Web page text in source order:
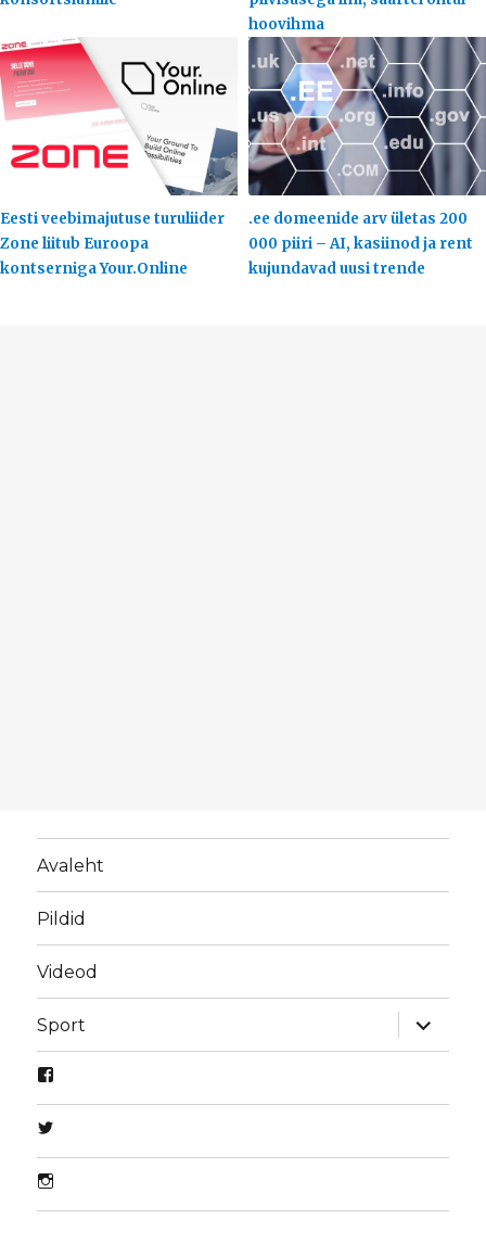
hoovihma
Eesti veebimajutuse turuliider
Zone liitub Euroopa
kontserniga Your.Online
.ee domeenide arv ületas 200
000 piiri – AI, kasiinod ja rent
kujundavad uusi trende
Avaleht
Pildid
Videod
Sport
laienda